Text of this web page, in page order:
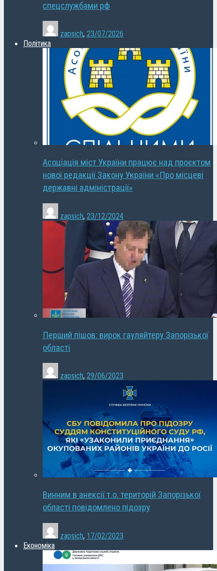
спецслужбами рф
zapsich, 23/07/2026
Політика
Асоціація міст України працює над проєктом
нової редакції Закону України «Про місцеві
державні адміністрації»
zapsich, 23/12/2024
Перший пішов: вирок гауляйтеру Запорізької
області
zapsich, 29/06/2023
Винним в анексії т.о. територій Запорізької
області повідомлено підозру
zapsich, 17/02/2023
Економіка